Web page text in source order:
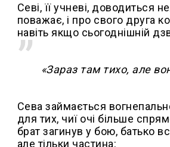
Севі, її учневі, доводиться
поважає, і про свого друга
навіть якщо сьогоднішній
«Зараз там тихо, але
Сева займається
для тих, чиї очі більше
брат загинув у бою, батько
але тільки частина: